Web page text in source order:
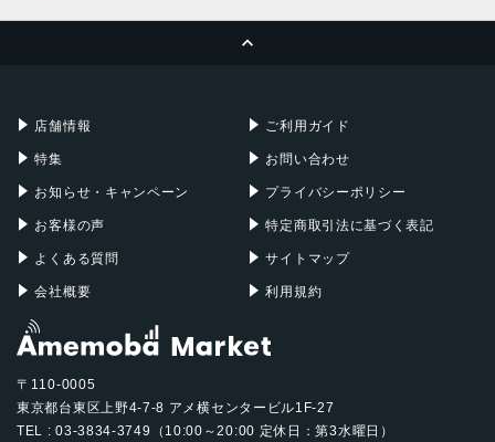
店舗情報
特集
お知らせ・キャンペーン
お客様の声
よくある質問
会社概要
ご利用ガイド
お問い合わせ
プライバシーポリシー
特定商取引法に基づく表記
サイトマップ
利用規約
〒110-0005
東京都台東区上野4-7-8 アメ横センタービル1F-27
TEL : 03-3834-3749（10:00～20:00 定休日：第3水曜日）